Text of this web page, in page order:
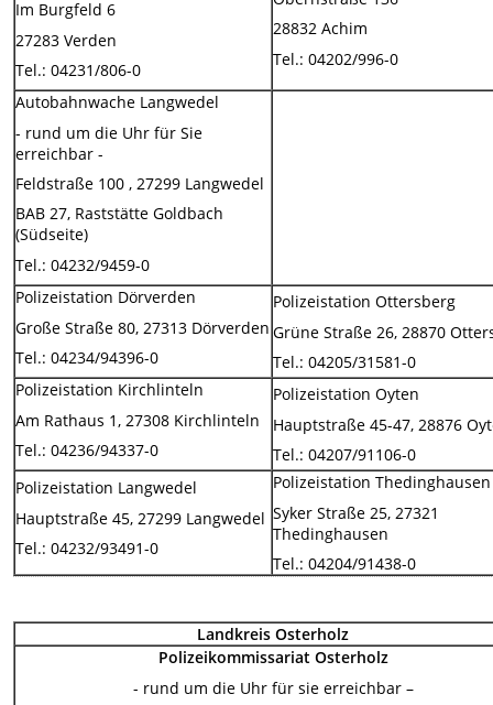
Im Burgfeld 6
27283 Verden
Tel.: 04231/806-0
28832 Achim
Tel.: 04202/996-0
Autobahnwache Langwedel
- rund um die Uhr für Sie
erreichbar -
Feldstraße 100 , 27299 Langwedel
BAB 27, Raststätte Goldbach
(Südseite)
Tel.: 04232/9459-0
Polizeistation Dörverden
Große Straße 80, 27313 Dörverden
Tel.: 04234/94396-0
Polizeistation Ottersberg
Grüne Straße 26, 28870
Tel.: 04205/31581-0
Polizeistation Kirchlinteln
Am Rathaus 1, 27308 Kirchlinteln
Tel.: 04236/94337-0
Polizeistation Oyten
Hauptstraße 45-47, 28876
Tel.: 04207/91106-0
Polizeistation Langwedel
Hauptstraße 45, 27299 Langwedel
Tel.: 04232/93491-0
Polizeistation Thedinghausen
Syker Straße 25, 27321
Thedinghausen
Tel.: 04204/91438-0
Landkreis Osterholz
Polizeikommissariat Osterholz
- rund um die Uhr für sie erreichbar –